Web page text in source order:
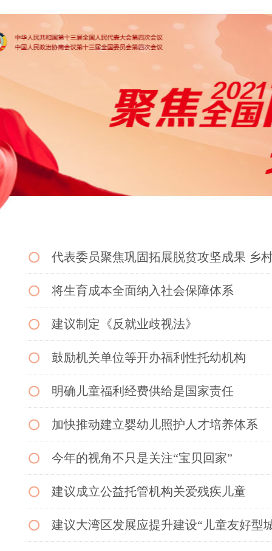
代表委员聚焦巩固拓展脱贫攻坚成果 乡
将生育成本全面纳入社会保障体系
建议制定《反就业歧视法》
鼓励机关单位等开办福利性托幼机构
明确儿童福利经费供给是国家责任
加快推动建立婴幼儿照护人才培养体系
今年的视角不只是关注“宝贝回家”
建议成立公益托管机构关爱残疾儿童
建议大湾区发展应提升建设“儿童友好型